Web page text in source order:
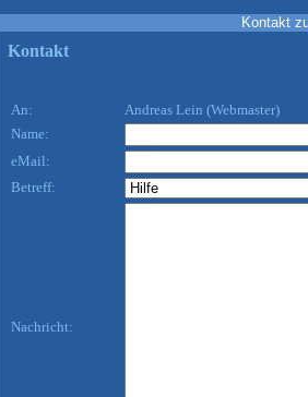
Kontakt
Kontakt
An:
Andreas Lein (Webmaster)
Name:
eMail:
Betreff:
Nachricht: